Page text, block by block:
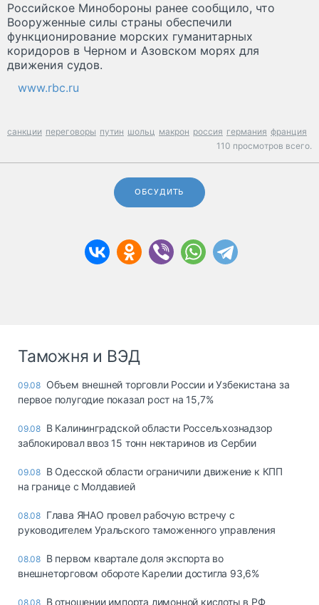
Российское Минобороны ранее сообщило, что
Вооруженные силы страны обеспечили
функционирование морских гуманитарных
коридоров в Черном и Азовском морях для
движения судов.
www.rbc.ru
санкции переговоры путин шольц макрон россия германия франция
110 просмотров всего.
ОБСУДИТЬ
Таможня и ВЭД
09.08 Объем внешней торговли России и Узбекистана за
первое полугодие показал рост на 15,7%
09.08 В Калининградской области Россельхознадзор
заблокировал ввоз 15 тонн нектаринов из Сербии
09.08 В Одесской области ограничили движение к КПП
на границе с Молдавией
08.08 Глава ЯНАО провел рабочую встречу с
руководителем Уральского таможенного управления
08.08 В первом квартале доля экспорта во
внешнеторговом обороте Карелии достигла 93,6%
08.08 В отношении импорта лимонной кислоты в РФ